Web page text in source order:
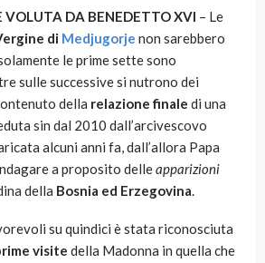
VOLUTA DA BENEDETTO XVI – Le
di Medjugorje non sarebbero
le prime sette sono
sulle successive si nutrono dei
della relazione finale di una
sin dal 2010 dall’arcivescovo
alcuni anni fa, dall’allora Papa
a proposito delleapparizioni
della Bosnia ed Erzegovina.
su quindici è stata riconosciuta
visite della Madonna in quella che